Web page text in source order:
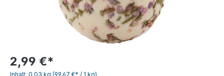
2,99 €*
Inhalt: 0.03 kg (99,67 €* / 1 kg)